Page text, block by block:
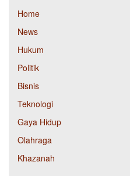
Home
News
Hukum
Politik
Bisnis
Teknologi
Gaya Hidup
Olahraga
Khazanah